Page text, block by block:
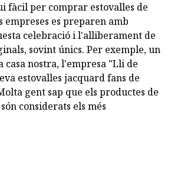
fàcil per comprar estovalles de
empreses es preparen amb
celebració i l'alliberament de
sovint únics. Per exemple, un
casa nostra, l'empresa "Lli de
estovalles jacquard fans de
gent sap que els productes de
considerats els més